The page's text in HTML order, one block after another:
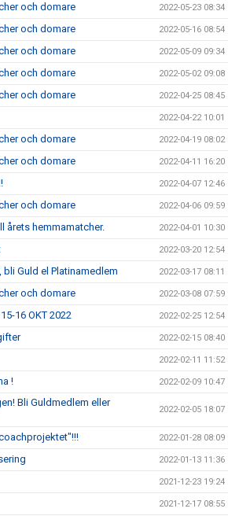
och domare 2022-05-23 08:34
och domare 2022-05-16 08:54
och domare 2022-05-09 09:34
och domare 2022-05-02 09:08
och domare 2022-04-25 08:45
2022-04-22 10:01
och domare 2022-04-19 08:02
och domare 2022-04-11 16:20
2022-04-07 12:46
och domare 2022-04-06 09:59
årets hemmamatcher. 2022-04-01 10:30
2022-03-20 12:54
Guld el Platinamedlem 2022-03-17 08:11
och domare 2022-03-08 07:59
16 OKT 2022 2022-02-25 12:54
2022-02-15 08:40
2022-02-11 11:52
! 2022-02-09 10:47
Bli Guldmedlem eller
2022-02-05 18:07
2022-01-28 08:09
2022-01-13 11:36
2021-12-23 19:24
2021-12-17 08:55